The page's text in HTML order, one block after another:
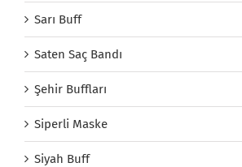
Sarı Buff
Saten Saç Bandı
Şehir Buffları
Siperli Maske
Siyah Buff